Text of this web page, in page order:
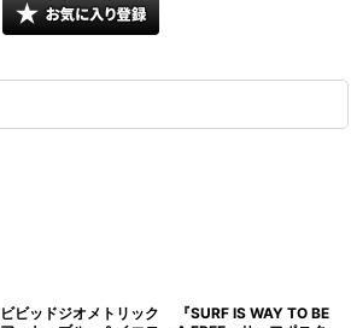
ビビッドジオメトリック
『SURF IS WAY TO BE